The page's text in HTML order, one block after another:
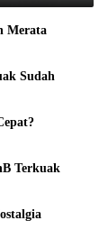
Merata
Sudah
Terkuak